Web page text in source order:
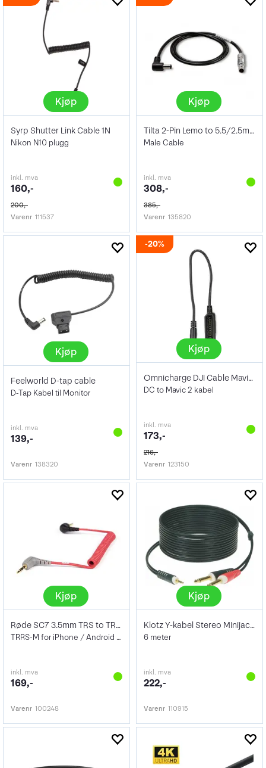
Kjøp
Syrp Shutter Link Cable 1N
Nikon N10 plugg
inkl. mva
160,-
200,-
Varenr 111537
Kjøp
Tilta 2-Pin Lemo to 5.5/2.5mm DC Male
Male Cable
inkl. mva
308,-
385,-
Varenr 135820
Kjøp
Feelworld D-tap cable
D-Tap Kabel til Monitor
inkl. mva
139,-
Varenr 138320
20%
Kjøp
Omnicharge DJI Cable Mavic 2
DC to Mavic 2 kabel
inkl. mva
173,-
216,-
Varenr 123150
Kjøp
Røde SC7 3.5mm TRS to TRRS patch cable
TRRS-M for iPhone / Android Jack plugg
inkl. mva
169,-
Varenr 100248
Kjøp
Klotz Y-kabel Stereo Minijack - X2 Jack
6 meter
inkl. mva
222,-
Varenr 110915